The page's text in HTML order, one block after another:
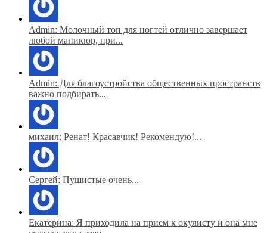
Admin: Молочный топ для ногтей отлично завершает
любой маникюр, при...
Admin: Для благоустройства общественных пространств
важно подбирать...
михаил: Ренат! Красавчик! Рекомендую!...
Сергей: Пушистые очень...
Екатерина: Я приходила на прием к окулисту и она мне